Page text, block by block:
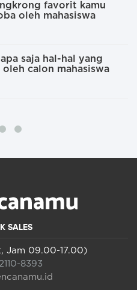
favorit kamu
oleh mahasiswa
saja hal-hal yang
calon mahasiswa
SALES
Jam 09.00-17.00)
8393